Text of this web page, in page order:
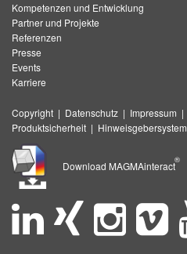
Kompetenzen und Entwicklung
Partner und Projekte
Referenzen
Presse
Events
Karriere
Copyright | Datenschutz | Impressum |
Produktsicherheit | Hinweisgebersystem
Download MAGMAinteract
®